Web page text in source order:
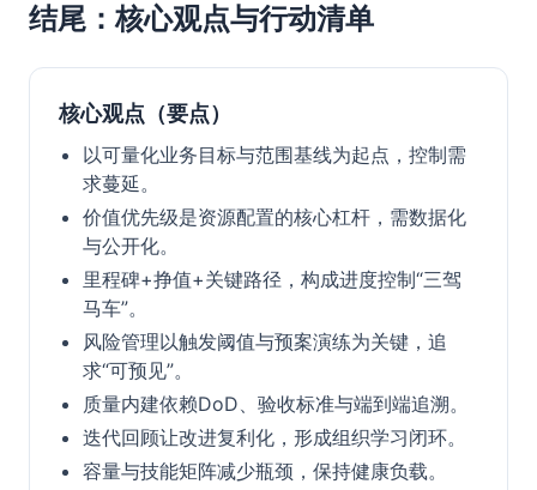
结尾：核心观点与行动清单
核心观点（要点）
以可量化业务目标与范围基线为起点，控制需
求蔓延。
价值优先级是资源配置的核心杠杆，需数据化
与公开化。
里程碑+挣值+关键路径，构成进度控制“三驾
马车”。
风险管理以触发阈值与预案演练为关键，追
求“可预见”。
质量内建依赖DoD、验收标准与端到端追溯。
迭代回顾让改进复利化，形成组织学习闭环。
容量与技能矩阵减少瓶颈，保持健康负载。